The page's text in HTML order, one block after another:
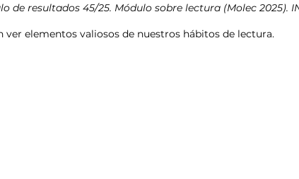
de resultados 45/25. Módulo sobre lectura (Molec 2025).
ver elementos valiosos de nuestros hábitos de lectura.